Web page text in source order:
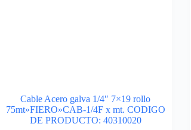
Cable Acero galva 1/4″ 7×19 rollo
75mt»FIERO»CAB-1/4F x mt. CODIGO
DE PRODUCTO: 40310020